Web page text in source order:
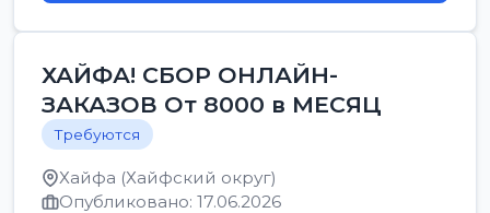
ХАЙФА! СБОР ОНЛАЙН-
ЗАКАЗОВ От 8000 в МЕСЯЦ
Требуются
Хайфа (Хайфский округ)
Опубликовано: 17.06.2026